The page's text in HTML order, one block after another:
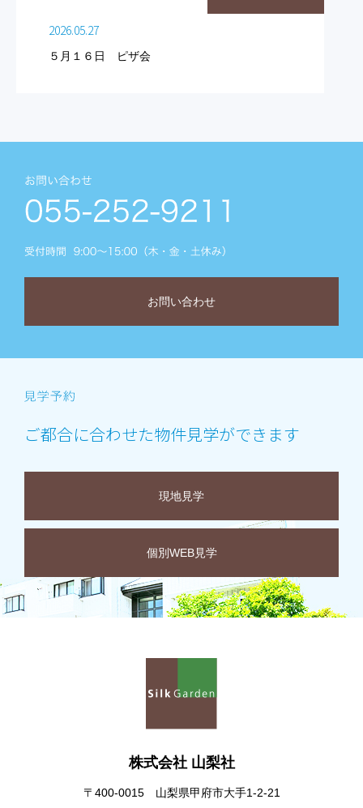
2026.05.27
５月１６日 ピザ会
お問い合わせ
ご都合に合わせた物件見学ができます
現地見学
個別WEB見学
株式会社 山梨社
〒400-0015 山梨県甲府市大手1-2-21